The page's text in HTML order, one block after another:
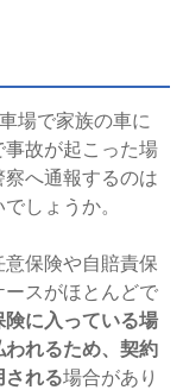
場で家族の車に
故が起こった場
へ通報するのは
しょうか。
保険や自賠責保
スがほとんどで
に入っている場
れるため、契約
される場合があり